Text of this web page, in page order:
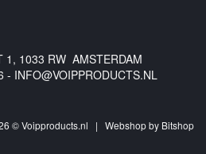
1, 1033 RW AMSTERDAM
- INFO@VOIPPRODUCTS.NL
© Voipproducts.nl | Webshop by Bitshop